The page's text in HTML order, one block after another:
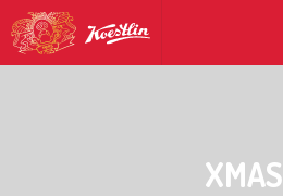
XMAS